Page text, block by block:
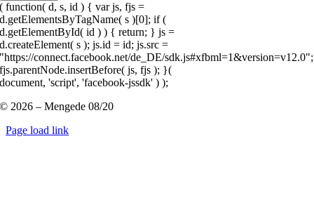
( function( d, s, id ) { var js, fjs =
d.getElementsByTagName( s )[0]; if (
d.getElementById( id ) ) { return; } js =
d.createElement( s ); js.id = id; js.src =
"https://connect.facebook.net/de_DE/sdk.js#xfbml=1&version=v12.0";
fjs.parentNode.insertBefore( js, fjs ); }(
document, 'script', 'facebook-jssdk' ) );
© 2026 – Mengede 08/20
Page load link